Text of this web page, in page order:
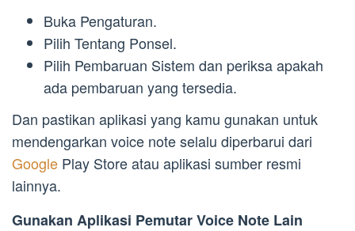
Buka Pengaturan.
Pilih Tentang Ponsel.
Pilih Pembaruan Sistem dan periksa apakah
ada pembaruan yang tersedia.
Dan pastikan aplikasi yang kamu gunakan untuk
mendengarkan voice note selalu diperbarui dari
Google Play Store atau aplikasi sumber resmi
lainnya.
Gunakan Aplikasi Pemutar Voice Note Lain